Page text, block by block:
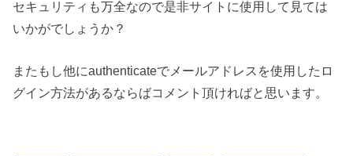
セキュリティも万全なので是非サイトに使用して見ては
いかがでしょうか？
またもし他にauthenticateでメールアドレスを使用したロ
グイン方法があるならばコメント頂ければと思います。